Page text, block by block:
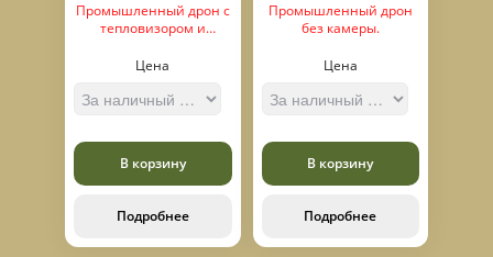
Промышленный дрон с
тепловизором и
дополнительных
Цена
В корзину
Подробнее
Промышленный дрон
без камеры.
Цена
В корзину
Подробнее